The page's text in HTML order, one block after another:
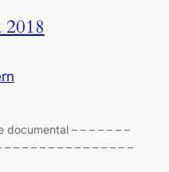
2018
– – – – – – –
– – – – – – – – – – – – – –